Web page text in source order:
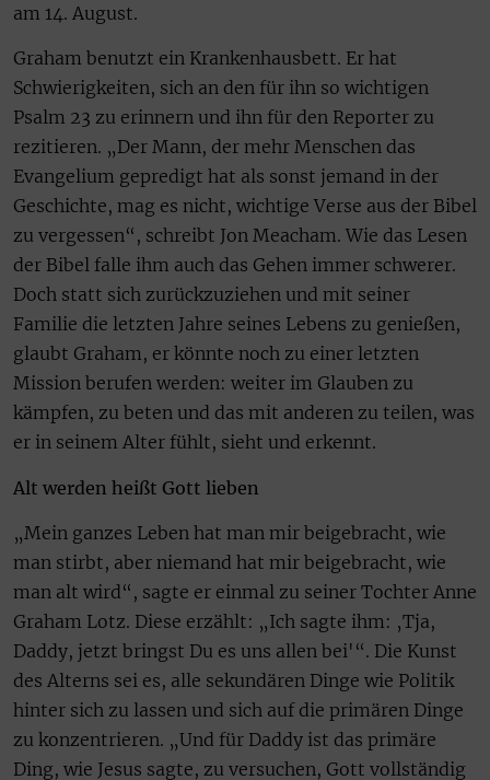
am 14. August.
Graham benutzt ein Krankenhausbett. Er hat
Schwierigkeiten, sich an den für ihn so wichtigen
Psalm 23 zu erinnern und ihn für den Reporter zu
rezitieren. „Der Mann, der mehr Menschen das
Evangelium gepredigt hat als sonst jemand in der
Geschichte, mag es nicht, wichtige Verse aus der Bibel
zu vergessen“, schreibt Jon Meacham. Wie das Lesen
der Bibel falle ihm auch das Gehen immer schwerer.
Doch statt sich zurückzuziehen und mit seiner
Familie die letzten Jahre seines Lebens zu genießen,
glaubt Graham, er könnte noch zu einer letzten
Mission berufen werden: weiter im Glauben zu
kämpfen, zu beten und das mit anderen zu teilen, was
er in seinem Alter fühlt, sieht und erkennt.
Alt werden heißt Gott lieben
„Mein ganzes Leben hat man mir beigebracht, wie
man stirbt, aber niemand hat mir beigebracht, wie
man alt wird“, sagte er einmal zu seiner Tochter Anne
Graham Lotz. Diese erzählt: „Ich sagte ihm: ‚Tja,
Daddy, jetzt bringst Du es uns allen bei'“. Die Kunst
des Alterns sei es, alle sekundären Dinge wie Politik
hinter sich zu lassen und sich auf die primären Dinge
zu konzentrieren. „Und für Daddy ist das primäre
Ding, wie Jesus sagte, zu versuchen, Gott vollständig